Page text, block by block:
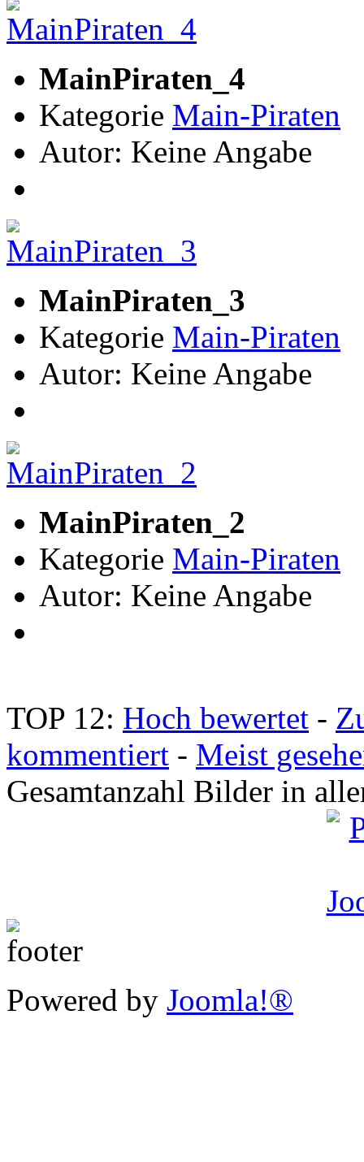
MainPiraten_4
Kategorie Main-Piraten
Autor: Keine Angabe
MainPiraten_3
Kategorie Main-Piraten
Autor: Keine Angabe
MainPiraten_2
Kategorie Main-Piraten
Autor: Keine Angabe
TOP 12: Hoch bewertet -
kommentiert - Meist
Gesamtanzahl Bilder in
Powered by Joomla!®